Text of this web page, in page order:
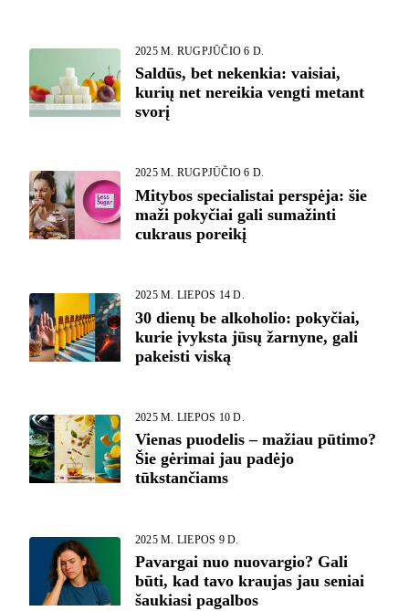
2025 M. RUGPJŪČIO 6 D.
Saldūs, bet nekenkia: vaisiai,
kurių net nereikia vengti metant
svorį
2025 M. RUGPJŪČIO 6 D.
Mitybos specialistai perspėja: šie
maži pokyčiai gali sumažinti
cukraus poreikį
2025 M. LIEPOS 14 D.
30 dienų be alkoholio: pokyčiai,
kurie įvyksta jūsų žarnyne, gali
pakeisti viską
2025 M. LIEPOS 10 D.
Vienas puodelis – mažiau pūtimo?
Šie gėrimai jau padėjo
tūkstančiams
2025 M. LIEPOS 9 D.
Pavargai nuo nuovargio? Gali
būti, kad tavo kraujas jau seniai
šaukiasi pagalbos